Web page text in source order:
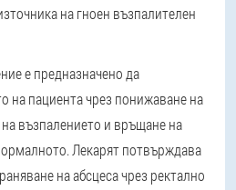
на гноен възпалителен
е предназначено да
на пациента чрез понижаване на
възпалението и връщане на
Лекарят потвърждава
на абсцеса чрез ректално